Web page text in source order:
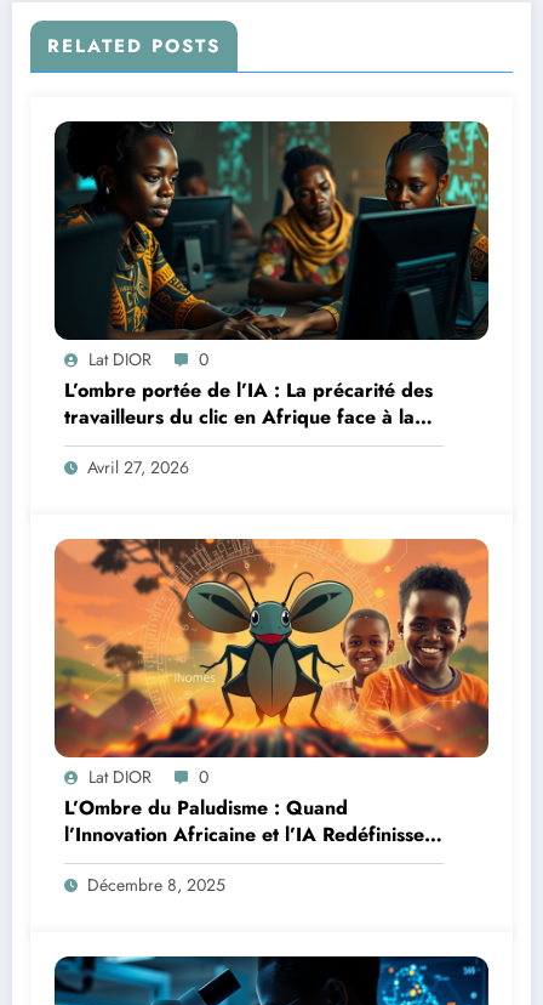
RELATED POSTS
Lat DIOR 0
L’ombre portée de l’IA : La précarité des
travailleurs du clic en Afrique face à la
révolution numérique
Avril 27, 2026
Lat DIOR 0
L’Ombre du Paludisme : Quand
l’Innovation Africaine et l’IA Redéfinissent
la Lutte
Décembre 8, 2025